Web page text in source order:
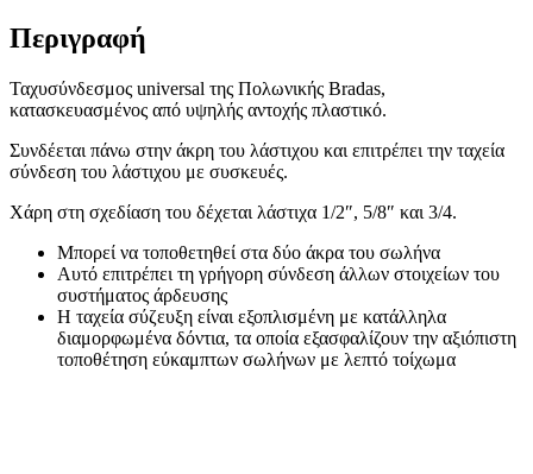
Περιγραφή
Ταχυσύνδεσμος universal της Πολωνικής Bradas,
κατασκευασμένος από υψηλής αντοχής πλαστικό.
Συνδέεται πάνω στην άκρη του λάστιχου και επιτρέπει την ταχεία
σύνδεση του λάστιχου με συσκευές.
Χάρη στη σχεδίαση του δέχεται λάστιχα 1/2″, 5/8″ και 3/4.
Μπορεί να τοποθετηθεί στα δύο άκρα του σωλήνα
Αυτό επιτρέπει τη γρήγορη σύνδεση άλλων στοιχείων του
συστήματος άρδευσης
Η ταχεία σύζευξη είναι εξοπλισμένη με κατάλληλα
διαμορφωμένα δόντια, τα οποία εξασφαλίζουν την αξιόπιστη
τοποθέτηση εύκαμπτων σωλήνων με λεπτό τοίχωμα